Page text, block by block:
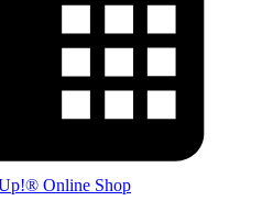
Online Shop